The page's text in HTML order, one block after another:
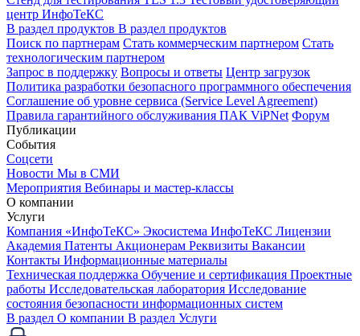
центр ИнфоТеКС
В раздел продуктов В раздел продуктов
Поиск по партнерам Стать коммерческим партнером Стать
технологическим партнером
Запрос в поддержку Вопросы и ответы Центр загрузок
Политика разработки безопасного программного обеспечения
Соглашение об уровне сервиса (Service Level Agreement)
Правила гарантийного обслуживания ПАК ViPNet Форум
Публикации
События
Соцсети
Новости Мы в СМИ
Мероприятия Вебинары и мастер-классы
О компании
Услуги
Компания «ИнфоТеКС» Экосистема ИнфоТеКС Лицензии
Академия Патенты Акционерам Реквизиты Вакансии
Контакты Информационные материалы
Техническая поддержка Обучение и сертификация Проектные
работы Исследовательская лаборатория Исследование
состояния безопасности информационных систем
В раздел О компании В раздел Услуги